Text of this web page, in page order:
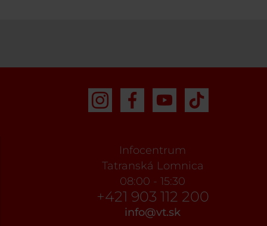
Infocentrum
Tatranská Lomnica
08:00 - 15:30
+421 903 112 200
info@vt.sk